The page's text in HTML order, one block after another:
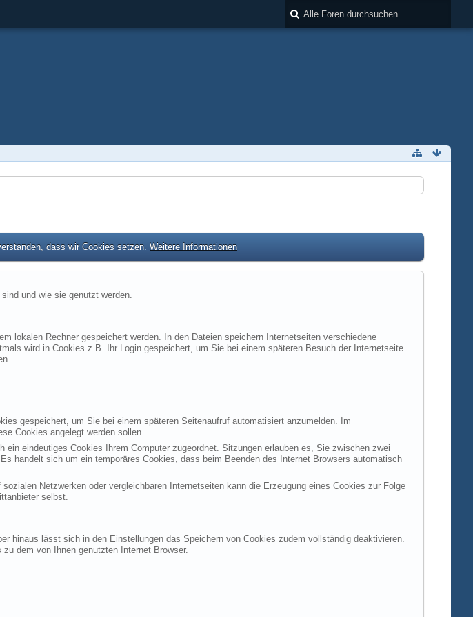
dass wir Cookies setzen. Weitere Informationen
und wie sie genutzt werden.
lokalen Rechner gespeichert werden. In den Dateien speichern Internetseiten verschiedene
wird in Cookies z.B. Ihr Login gespeichert, um Sie bei einem späteren Besuch der Internetseite
gespeichert, um Sie bei einem späteren Seitenaufruf automatisiert anzumelden. Im
Cookies angelegt werden sollen.
eindeutiges Cookies Ihrem Computer zugeordnet. Sitzungen erlauben es, Sie zwischen zwei
handelt sich um ein temporäres Cookies, dass beim Beenden des Internet Browsers automatisch
Netzwerken oder vergleichbaren Internetseiten kann die Erzeugung eines Cookies zur Folge
selbst.
hinaus lässt sich in den Einstellungen das Speichern von Cookies zudem vollständig deaktivieren.
dem von Ihnen genutzten Internet Browser.